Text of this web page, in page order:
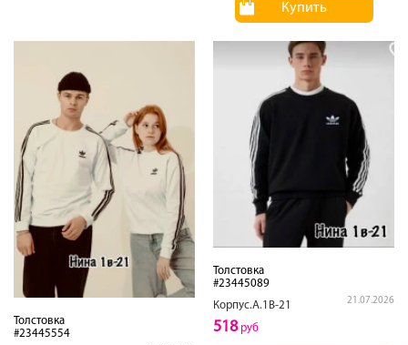
Купить
Толстовка
#23445554
Толстовка
#23445089
Корпус.А.1В-21
21.07.2026
518руб